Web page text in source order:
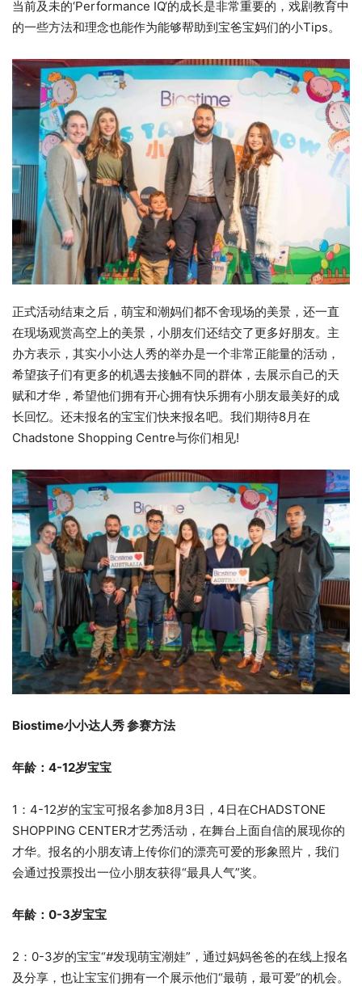
当前及未的‘Performance IQ‘的成长是非常重要的，戏剧教育中
的一些方法和理念也能作为能够帮助到宝爸宝妈们的小Tips。
正式活动结束之后，萌宝和潮妈们都不舍现场的美景，还一直
在现场观赏高空上的美景，小朋友们还结交了更多好朋友。主
办方表示，其实小小达人秀的举办是一个非常正能量的活动，
希望孩子们有更多的机遇去接触不同的群体，去展示自己的天
赋和才华，希望他们拥有开心拥有快乐拥有小朋友最美好的成
长回忆。还未报名的宝宝们快来报名吧。我们期待8月在
Chadstone Shopping Centre与你们相见!
Biostime小小达人秀参赛方法
年龄：4-12岁宝宝
1：4-12岁的宝宝可报名参加8月3日，4日在CHADSTONE
SHOPPING CENTER才艺秀活动，在舞台上面自信的展现你的
才华。报名的小朋友请上传你们的漂亮可爱的形象照片，我们
会通过投票投出一位小朋友获得“最具人气”奖。
年龄： 0-3岁宝宝
2：0-3岁的宝宝“#发现萌宝潮娃”，通过妈妈爸爸的在线上报名
及分享，也让宝宝们拥有一个展示他们“最萌，最可爱”的机会。